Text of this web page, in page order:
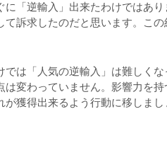
「逆輸入」出来たわけではあり
訴求したのだと思います。この
は「人気の逆輸入」は難しくな
変わっていません。影響力を
獲得出来るよう行動に移しま